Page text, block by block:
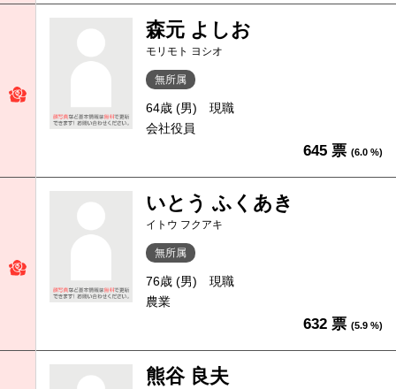
森元 よしお
モリモト ヨシオ
無所属
64歳 (男)
現職
会社役員
645 票 (6.0 %)
いとう ふくあき
イトウ フクアキ
無所属
76歳 (男)
現職
農業
632 票 (5.9 %)
熊谷 良夫